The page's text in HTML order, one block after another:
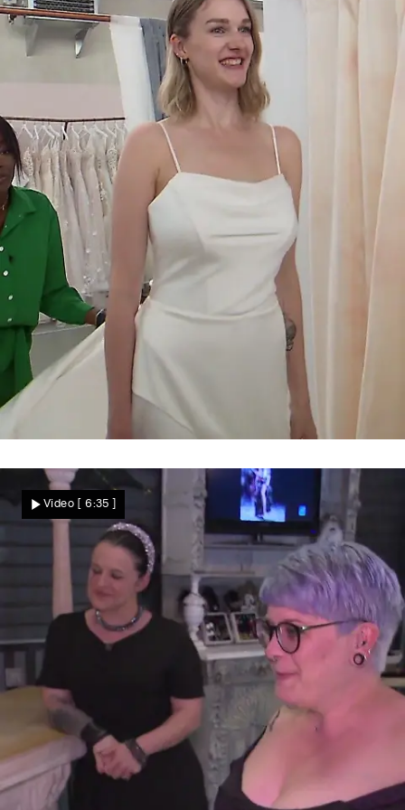
Zu normal
Susi erwartet einfach mehr
Video [ 6:35 ]